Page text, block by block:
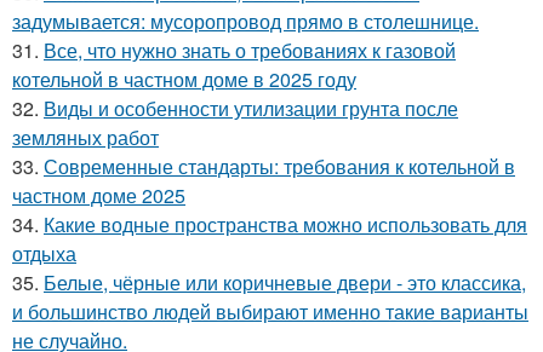
задумывается: мусоропровод прямо в столешнице.
31. Все, что нужно знать о требованиях к газовой
котельной в частном доме в 2025 году
32. Виды и особенности утилизации грунта после
земляных работ
33. Современные стандарты: требования к котельной в
частном доме 2025
34. Какие водные пространства можно использовать для
отдыха
35. Белые, чёрные или коричневые двери - это классика,
и большинство людей выбирают именно такие варианты
не случайно.